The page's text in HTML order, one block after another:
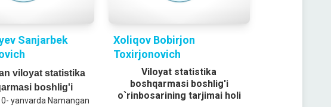
Sanjarbek
viloyat statistika
boshlig'i
yanvarda Namangan
Xoliqov Bobirjon
Toxirjonovich
Viloyat statistika
boshqarmasi boshlig'i
o`rinbosarining tarjimai holi